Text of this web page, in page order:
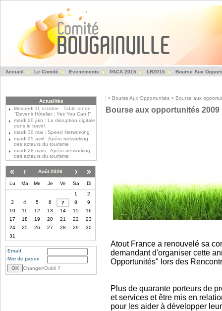
Accueil Le Comité Evenements PACA 2015 LR2015 Bourse Aux
Actualités
Mercredi 11 octobre : Table ronde
"Devenir Hôtelier : Yes You Can !"
mardi 20 juin : La disruption digitale
dans le travel
mardi 30 mai : Speed Networking
mardi 25 avril : Apéro networking
des acteurs du tourisme
mardi 28 mars : Apéro networking
des acteurs du tourisme
« ‹ Août 2026 › »
Lu Ma Me Je Ve Sa
Di
1
2
3
4 5 6 7 8
9
10
11 12 13 14 15
16
17
18 19 20 21 22
23
24
25 26 27 28 29
30
31
Email
Mot de passe
Changer/Oubli ?
> Bourse Aux Opportunités > Bourse aux
Bourse aux opportunités 2009
Atout France a renouvelé sa
demandant d'organiser cette
Opportunités" lors des
Plus de quarante porteurs de
et services et être mis en
pour les aider à développer